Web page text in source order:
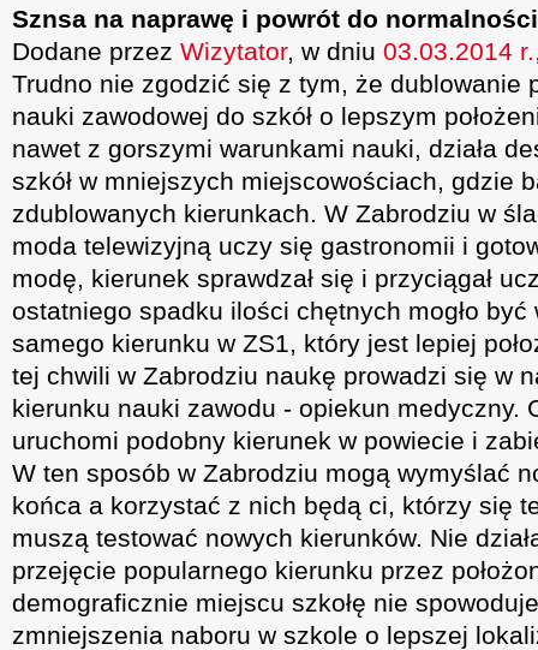
Sznsa na naprawę i powrót do normalności
Dodane przez Wizytator, w dniu 03.03.2014
Trudno nie zgodzić się z tym, że dublowanie
nauki zawodowej do szkół o lepszym
nawet z gorszymi warunkami nauki, działa
szkół w mniejszych miejscowościach, gdzie
zdublowanych kierunkach. W Zabrodziu w
moda telewizyjną uczy się gastronomii i
modę, kierunek sprawdzał się i przyciągał
ostatniego spadku ilości chętnych mogło być
samego kierunku w ZS1, który jest lepiej
tej chwili w Zabrodziu naukę prowadzi się w
kierunku nauki zawodu - opiekun medyczny.
uruchomi podobny kierunek w powiecie i
W ten sposób w Zabrodziu mogą wymyślać
końca a korzystać z nich będą ci, którzy się
muszą testować nowych kierunków. Nie
przejęcie popularnego kierunku przez
demograficznie miejscu szkołę nie
zmniejszenia naboru w szkole o lepszej